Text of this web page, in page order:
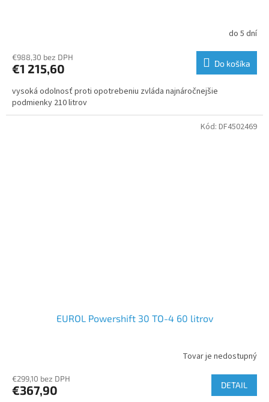
do 5 dní
€988,30 bez DPH
€1 215,60 Do košíka
vysoká odolnosť proti opotrebeniu zvláda najnáročnejšie
podmienky 210 litrov
EUROL Powershift 30 TO-4 60 litrov
Tovar je nedostupný
€299,10 bez DPH
€367,90 DETAIL
Kód: DF4502469